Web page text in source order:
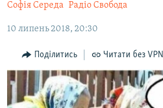
Перейти
до
ПОГЛЯД
ІНТЕРВ'Ю
ВСЕ ЗА ДЕНЬ
СПЕЦПРОЕКТИ
ДЕПОРТАЦІЯ
ЯК ОБІЙТИ БЛОКУВАННЯ
Софія Середа Радіо Свобода
10 липень 2018, 20:30
Поділитись Читати без VPN